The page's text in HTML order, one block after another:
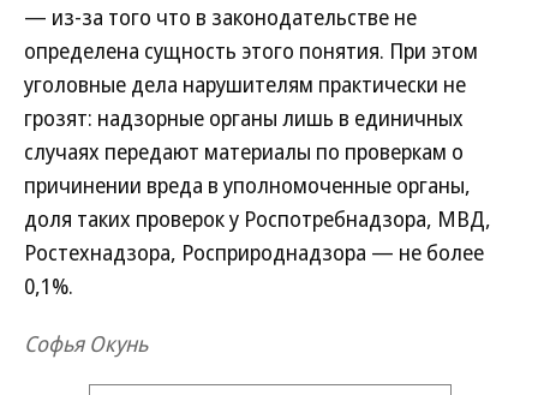
— из-за того что в законодательстве не
определена сущность этого понятия. При этом
уголовные дела нарушителям практически не
грозят: надзорные органы лишь в единичных
случаях передают материалы по проверкам о
причинении вреда в уполномоченные органы,
доля таких проверок у Роспотребнадзора, МВД,
Ростехнадзора, Росприроднадзора — не более
0,1%.
Софья Окунь